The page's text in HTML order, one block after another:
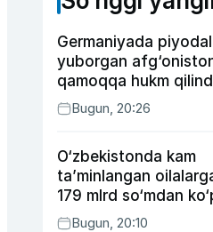
Germaniyada
yuborgan
qamoqqa hukm
Bugun, 20:26
O‘zbekistonda kam
ta’minlangan
179 mlrd so‘mdan
ijtimoiy keshbek
Bugun, 20:10